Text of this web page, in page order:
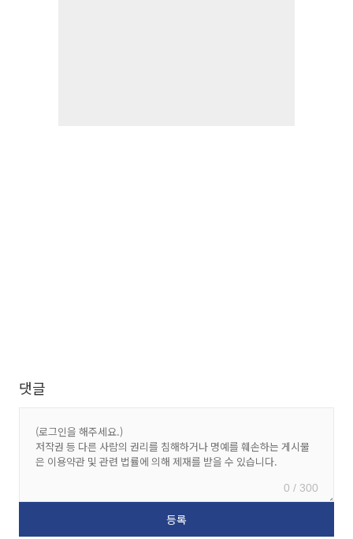
댓글
0 / 300